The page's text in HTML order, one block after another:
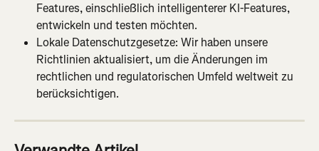
Features, einschließlich intelligenterer KI-Features,
entwickeln und testen möchten.
Lokale Datenschutzgesetze: Wir haben unsere
Richtlinien aktualisiert, um die Änderungen im
rechtlichen und regulatorischen Umfeld weltweit zu
berücksichtigen.